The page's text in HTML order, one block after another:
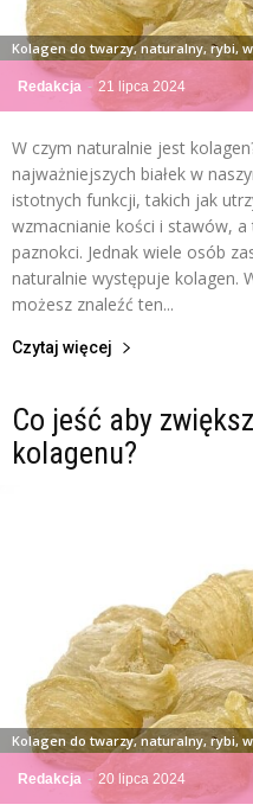
Redakcja - 21 lipca 2024
Kolagen do twarzy, naturalny, rybi,
W czym naturalnie jest
najważniejszych białek w
istotnych funkcji, takich jak
wzmacnianie kości i stawów,
paznokci. Jednak wiele osób
naturalnie występuje kolagen.
możesz znaleźć ten...
Czytaj więcej
Co jeść aby
kolagenu?
Redakcja - 20 lipca 2024
Kolagen do twarzy, naturalny, rybi,